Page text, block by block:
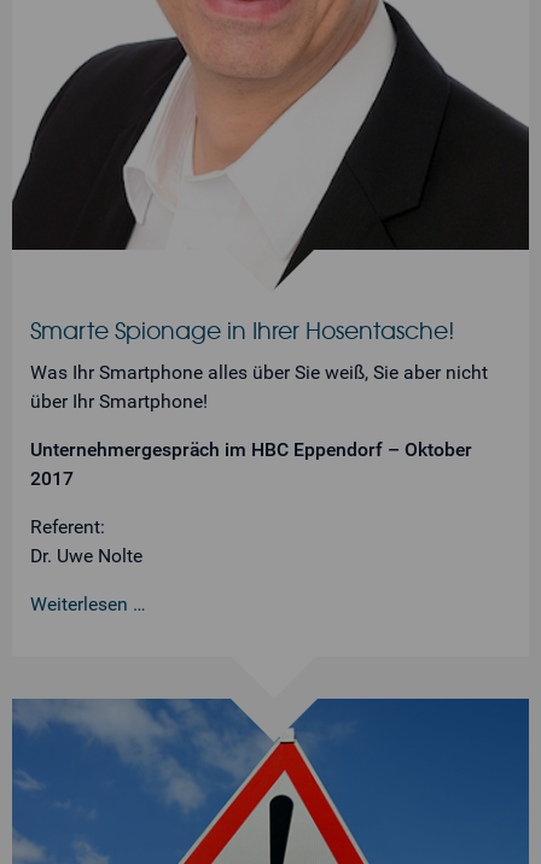
Smarte Spionage in Ihrer Hosentasche!
Was Ihr Smartphone alles über Sie weiß, Sie aber nicht
über Ihr Smartphone!
Unternehmergespräch im HBC Eppendorf – Oktober
2017
Referent:
Dr. Uwe Nolte
Weiterlesen …